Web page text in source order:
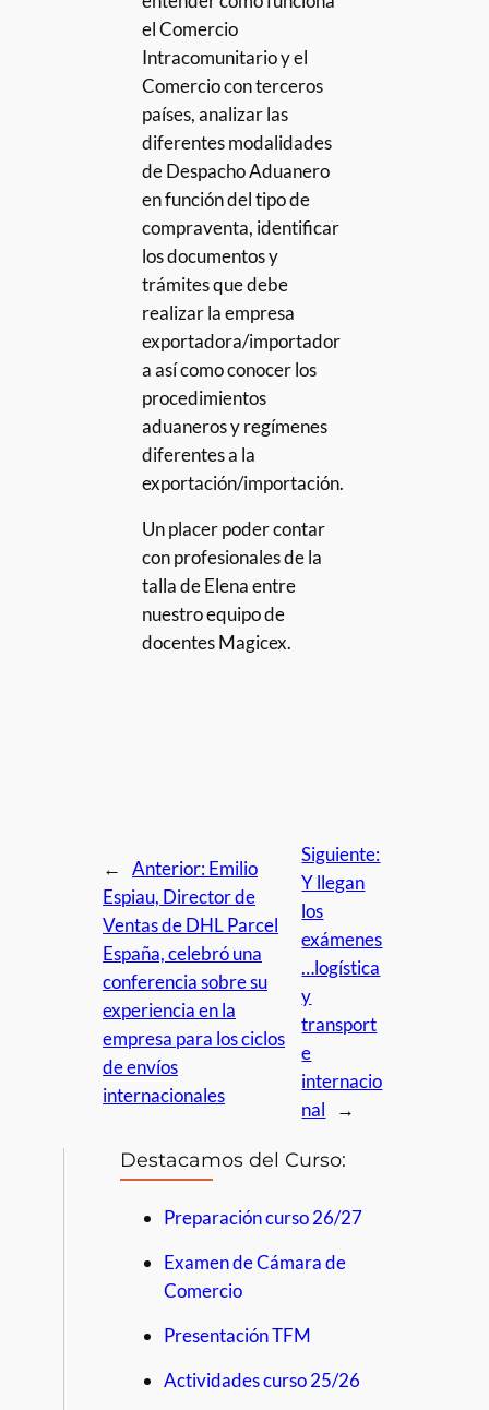
el Comercio
Intracomunitario y el
Comercio con terceros
países, analizar las
diferentes modalidades
de Despacho Aduanero
en función del tipo de
compraventa, identificar
los documentos y
trámites que debe
realizar la empresa
exportadora/importador
a así como conocer los
procedimientos
aduaneros y regímenes
diferentes a la
exportación/importación.
Un placer poder contar
con profesionales de la
talla de Elena entre
nuestro equipo de
docentes Magicex.
← Anterior:Emilio
Espiau, Director de
Ventas de DHL Parcel
España, celebró una
conferencia sobre su
experiencia en la
empresa para los ciclos
de envíos
internacionales
Siguiente:
Y llegan
los
exámenes
…logística
y
transport
e
internacio
nal
→
Destacamos del Curso:
Preparación curso 26/27
Examen de Cámara de
Comercio
Presentación TFM
Actividades curso 25/26